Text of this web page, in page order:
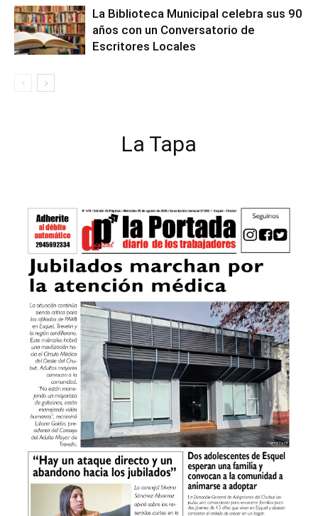
La Biblioteca Municipal celebra sus 90
años con un Conversatorio de
Escritores Locales
La Tapa